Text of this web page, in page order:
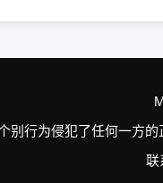
别行为侵犯了任何一方
联